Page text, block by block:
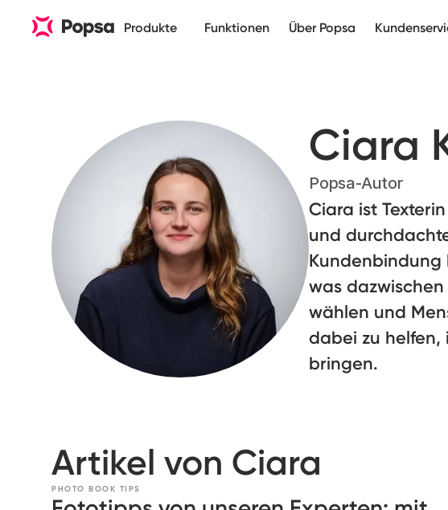
Produkte Funktionen Über Popsa
Ciara
Popsa-Autor
Ciara ist
und
Kundenbindung
was
wählen und
dabei zu helfen,
bringen.
Artikel von Ciara
PHOTO BOOK TIPS